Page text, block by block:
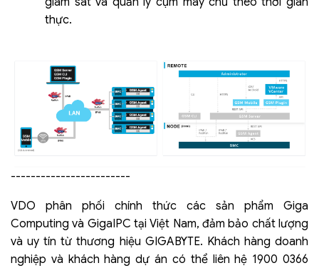
thực.
------------------------
VDO phân phối chính thức các sản phẩm Giga
Computing và GigaIPC tại Việt Nam, đảm bảo chất lượng
và uy tín từ thương hiệu GIGABYTE. Khách hàng doanh
nghiệp và khách hàng dự án có thể liên hệ 1900 0366